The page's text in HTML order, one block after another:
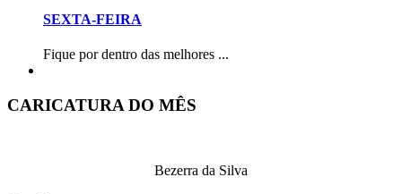
SEXTA-FEIRA
Fique por dentro das melhores ...
CARICATURA DO MÊS
Bezerra da Silva